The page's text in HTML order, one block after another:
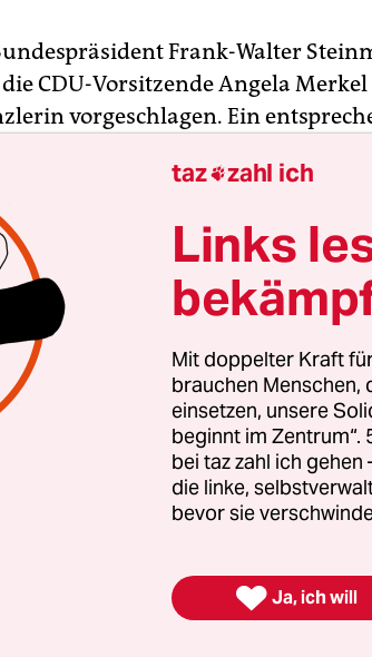
Frank-Walter
CDU-Vorsitzende Angela
vorgeschlagen. Ein
die SPD-Mitgliedermit ihrer
der großen Koalition
Kanzlerin freigemacht.
neben Parteichef Horst
Andreas Scheuer als
bleibt Gerd Müller.
soll Dorothee Bär werden.
am Montag am Rande der
Süddeutsche Zeitung
taz zahl ich
Links
Mit doppelter Kraft
brauchen Menschen,
einsetzen, unsere
beginnt im Zentrum“.
bei taz zahl ich
die linke,
bevor sie
 Ja, ich will